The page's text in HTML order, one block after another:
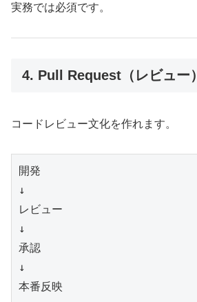
実務では必須です。
4. Pull Request（レビュー）
コードレビュー文化を作れます。
開発
↓
レビュー
↓
承認
↓
本番反映